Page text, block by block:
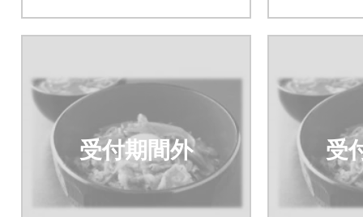
受付期間外 受